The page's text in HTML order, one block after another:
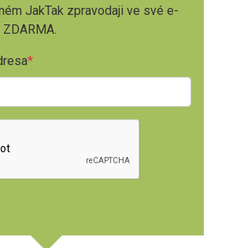
JakTak zpravodaji ve své e-